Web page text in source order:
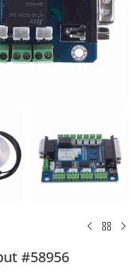
#58956